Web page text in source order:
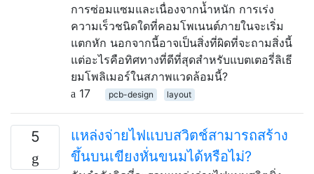
การซ่อมแซมและเนื่องจากน้ำหนัก การเร่ง
ความเร็วชนิดใดที่คอมโพเนนต์ภายในจะเริ่ม
แตกหัก นอกจากนี้อาจเป็นสิ่งที่ผิดที่จะถามสิ่งนี้
แต่อะไรคือทิศทางที่ดีที่สุดสำหรับแบตเตอรี่ลิเธี
ยมโพลิเมอร์ในสภาพแวดล้อมนี้?
17
pcb-design layout
5
แหล่งจ่ายไฟแบบสวิตช์สามารถสร้าง
ขึ้นบนเขียงหั่นขนมได้หรือไม่?